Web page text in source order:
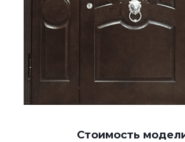
Стоимость